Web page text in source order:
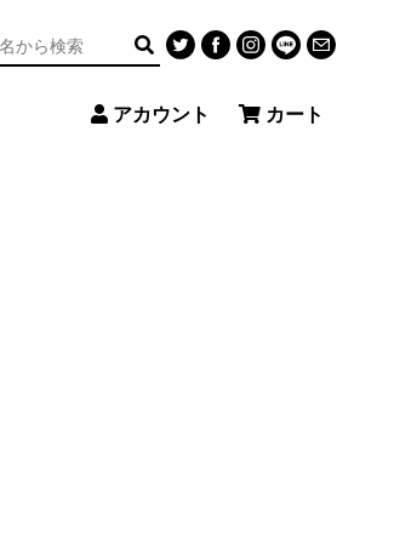
アカウント カート